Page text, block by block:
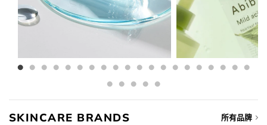
SKINCARE BRANDS 所有品牌